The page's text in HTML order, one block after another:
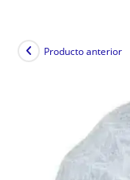
Producto anterior